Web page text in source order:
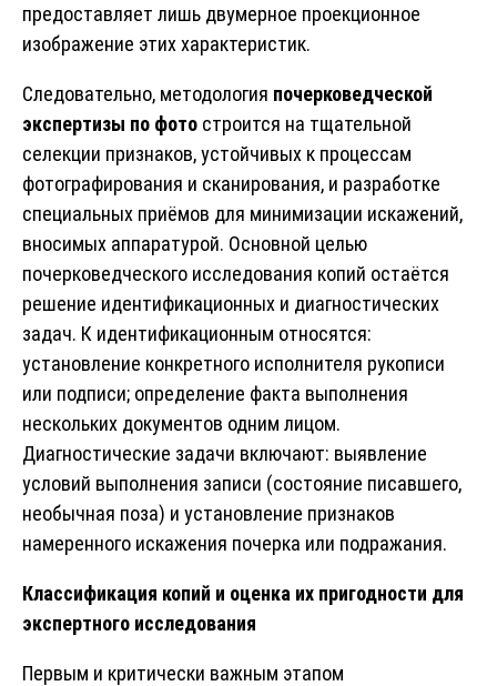
предоставляет лишь двумерное проекционное
изображение этих характеристик.
Следовательно, методология почерковедческой
экспертизы по фото строится на тщательной
селекции признаков, устойчивых к процессам
фотографирования и сканирования, и разработке
специальных приёмов для минимизации искажений,
вносимых аппаратурой. Основной целью
почерковедческого исследования копий остаётся
решение идентификационных и диагностических
задач. К идентификационным относятся:
установление конкретного исполнителя рукописи
или подписи; определение факта выполнения
нескольких документов одним лицом.
Диагностические задачи включают: выявление
условий выполнения записи (состояние писавшего,
необычная поза) и установление признаков
намеренного искажения почерка или подражания.
Классификация копий и оценка их пригодности для
экспертного исследования
Первым и критически важным этапом